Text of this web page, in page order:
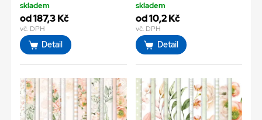
skladem
od 187,3 Kč
vč. DPH
Detail
skladem
od 10,2 Kč
vč. DPH
Detail